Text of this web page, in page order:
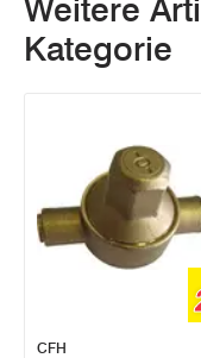
Weitere
Kategorie
CFH